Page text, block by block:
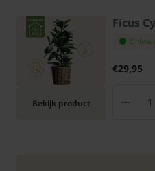
Bekijk product
Ficus
Online
€29,95